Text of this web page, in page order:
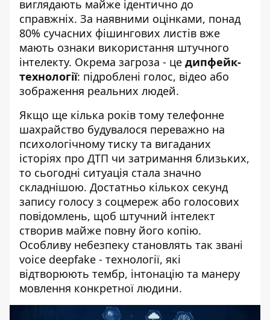
виглядають майже ідентично до
справжніх. За наявними оцінками, понад
80% сучасних фішингових листів вже
мають ознаки використання штучного
інтелекту. Окрема загроза - це дипфейк-
технології: підроблені голос, відео або
зображення реальних людей.
Якщо ще кілька років тому телефонне
шахрайство будувалося переважно на
психологічному тиску та вигаданих
історіях про ДТП чи затримання близьких,
то сьогодні ситуація стала значно
складнішою. Достатньо кількох секунд
запису голосу з соцмереж або голосових
повідомлень, щоб штучний інтелект
створив майже повну його копію.
Особливу небезпеку становлять так звані
voice deepfake - технології, які
відтворюють тембр, інтонацію та манеру
мовлення конкретної людини.